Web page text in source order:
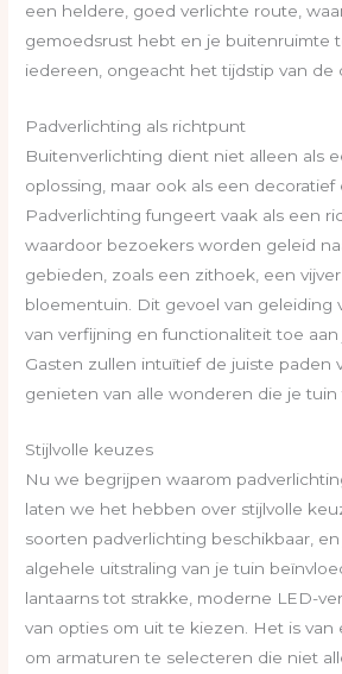
een heldere, goed verlichte route,
gemoedsrust hebt en je buitenruimte
iedereen, ongeacht het tijdstip van de
Padverlichting als richtpunt
Buitenverlichting dient niet alleen als
oplossing, maar ook als een decoratief
Padverlichting fungeert vaak als een
waardoor bezoekers worden geleid
gebieden, zoals een zithoek, een
bloementuin. Dit gevoel van geleiding
van verfijning en functionaliteit toe aan
Gasten zullen intuïtief de juiste paden
genieten van alle wonderen die je tuin
Stijlvolle keuzes
Nu we begrijpen waarom
laten we het hebben over stijlvolle
soorten padverlichting beschikbaar,
algehele uitstraling van je tuin
lantaarns tot strakke, moderne LED-
van opties om uit te kiezen. Het is van
om armaturen te selecteren die niet